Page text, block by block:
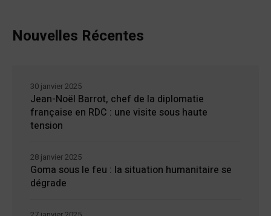
Nouvelles Récentes
Jean-Noël Barrot, chef de la diplomatie
française en RDC : une visite sous haute
tension
30 janvier 2025
Goma sous le feu : la situation humanitaire se
dégrade
28 janvier 2025